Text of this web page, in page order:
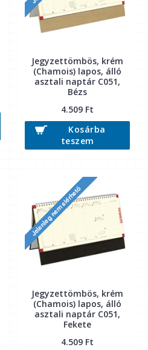
Jegyzettömbös, krém
(Chamois) lapos, álló
asztali naptár C051,
Bézs
4.509 Ft
Kosárba
teszem
Jegyzettömbös, krém
(Chamois) lapos, álló
asztali naptár C051,
Fekete
4.509 Ft